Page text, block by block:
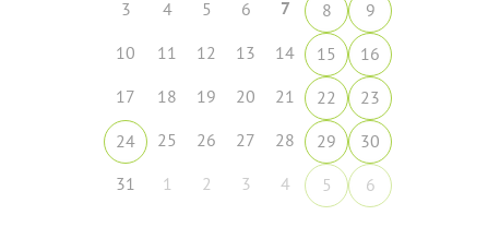
3
4 5 6 7 8
9
10
11 12 13 14 15
16
17
18 19 20 21 22
23
24
25 26 27 28 29
30
31
1 2 3 4 5 6